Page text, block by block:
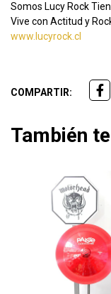
Somos Lucy Rock
Vive con Actitud y
www.lucyrock.cl
COMPARTIR:
También